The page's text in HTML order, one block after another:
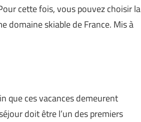
cette fois, vous pouvez choisir la
domaine skiable de France. Mis à
que ces vacances demeurent
doit être l’un des premiers